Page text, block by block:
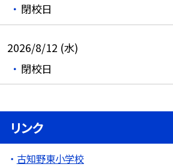
閉校日
2026/8/12 (水)
閉校日
リンク
古知野東小学校